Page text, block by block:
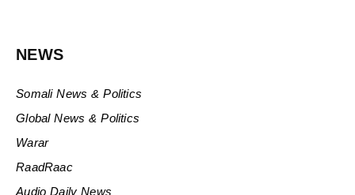
NEWS
Somali News & Politics
Global News & Politics
Warar
RaadRaac
Audio Daily News